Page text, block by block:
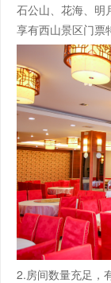
石公山、花海、明
享有西山景区门票
2.房间数量充足，